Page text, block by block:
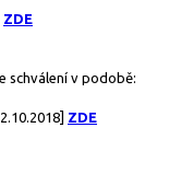
ZDE
schválení v podobě:
ZDE